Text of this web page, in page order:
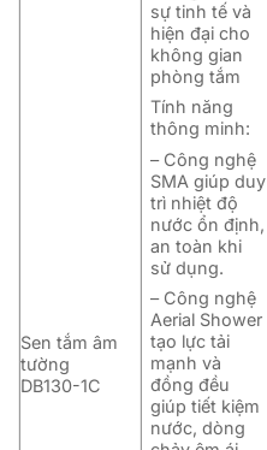
Sen tắm âm
tường
DB130-1C
sự tinh tế và
hiện đại cho
không gian
phòng tắm
Tính năng
thông minh:
– Công nghệ
SMA giúp duy
trì nhiệt độ
nước ổn định,
an toàn khi
sử dụng.
– Công nghệ
Aerial Shower
tạo lực tải
mạnh và
đồng đều
giúp tiết kiệm
nước, dòng